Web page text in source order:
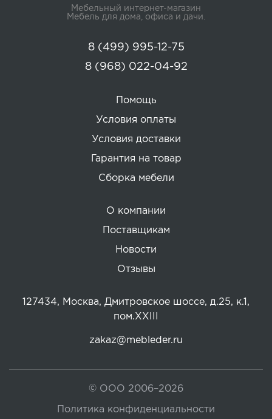
Мебельный интернет-магазин
Мебель для дома, офиса и дачи.
Помощь
Условия оплаты
Условия доставки
Гарантия на товар
Сборка мебели
О компании
Поставщикам
Новости
Отзывы
127434, Москва, Дмитровское шоссе, д.25, к.1,
пом.XXIII
zakaz@mebleder.ru
8 (499) 995-12-75
8 (968) 022-04-92
© ООО 2006–2026
Политика конфиденциальности